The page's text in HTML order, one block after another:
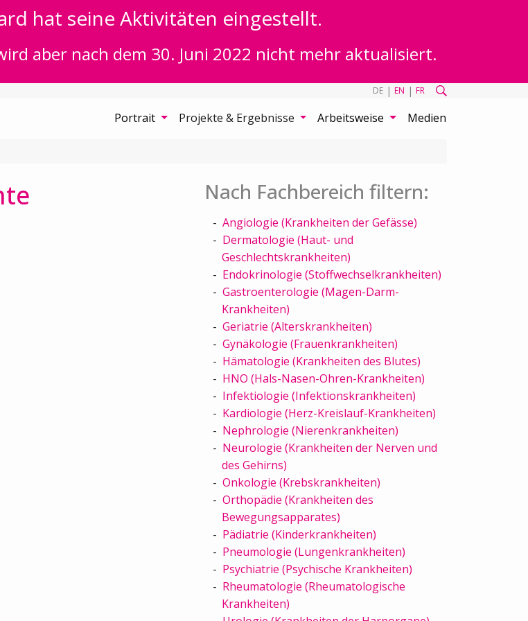
hat seine Aktivitäten eingestellt.
aber nach dem 30. Juni 2022 nicht mehr aktualisiert.
DE | EN | FR
Portrait Projekte & Ergebnisse Arbeitsweise Medien
Nach Fachbereich filtern:
Angiologie (Krankheiten der Gefässe)
Dermatologie (Haut- und
Geschlechtskrankheiten)
Endokrinologie (Stoffwechselkrankheiten)
Gastroenterologie (Magen-Darm-
Krankheiten)
Geriatrie (Alterskrankheiten)
Gynäkologie (Frauenkrankheiten)
Hämatologie (Krankheiten des Blutes)
HNO (Hals-Nasen-Ohren-Krankheiten)
Infektiologie (Infektionskrankheiten)
Kardiologie (Herz-Kreislauf-Krankheiten)
Nephrologie (Nierenkrankheiten)
Neurologie (Krankheiten der Nerven und
des Gehirns)
Onkologie (Krebskrankheiten)
Orthopädie (Krankheiten des
Bewegungsapparates)
Pädiatrie (Kinderkrankheiten)
Pneumologie (Lungenkrankheiten)
Psychiatrie (Psychische Krankheiten)
Rheumatologie (Rheumatologische
Krankheiten)